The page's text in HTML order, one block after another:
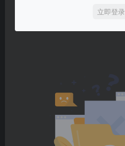
立即登录